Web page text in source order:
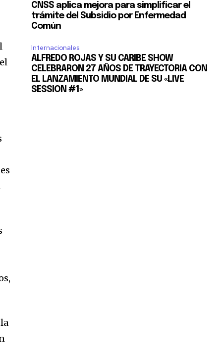
CNSS aplica mejora para simplificar el
trámite del Subsidio por Enfermedad
Común
Internacionales
ALFREDO ROJAS Y SU CARIBE SHOW
CELEBRARON 27 AÑOS DE TRAYECTORIA CON
EL LANZAMIENTO MUNDIAL DE SU «LIVE
SESSION #1»